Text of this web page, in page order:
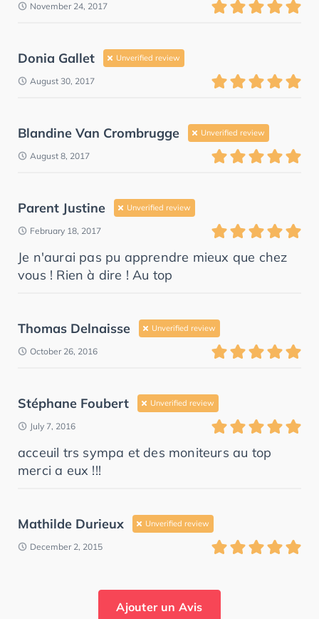
November 24, 2017
Donia Gallet Unverified review
August 30, 2017
Blandine Van Crombrugge Unverified review
August 8, 2017
Parent Justine Unverified review
February 18, 2017
Je n'aurai pas pu apprendre mieux que chez
vous ! Rien à dire ! Au top
Thomas Delnaisse Unverified review
October 26, 2016
Stéphane Foubert Unverified review
July 7, 2016
acceuil trs sympa et des moniteurs au top
merci a eux !!!
Mathilde Durieux Unverified review
December 2, 2015
Ajouter un Avis